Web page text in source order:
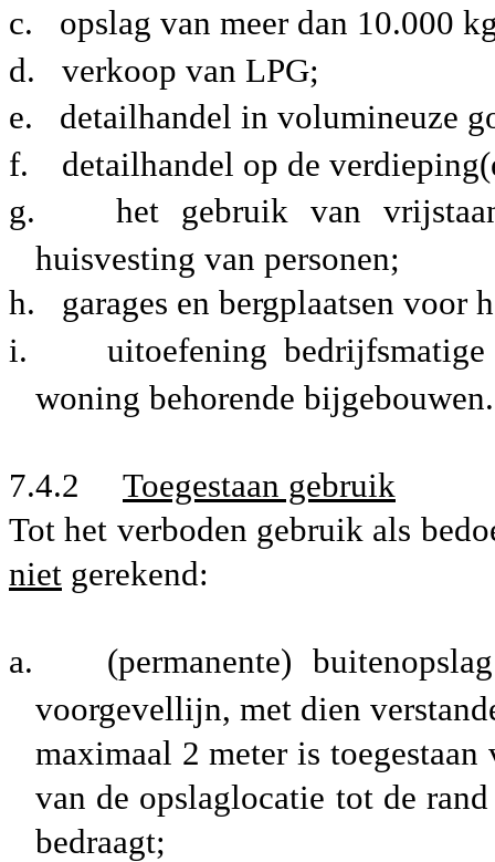
c.
opslag van meer dan 10.000
d.
verkoop van LPG;
e.
detailhandel in volumineuze
f.
detailhandel op de
g.
het gebruik van
huisvesting van personen;
h.
garages en bergplaatsen voor
i.
uitoefening
woning behorende bijgebouwen.
7.4.2 Toegestaan gebruik
Tot het verboden gebruik als
niet gerekend:
a.
(permanente)
voorgevellijn, met dien
maximaal 2 meter is
van de opslaglocatie tot de
bedraagt;